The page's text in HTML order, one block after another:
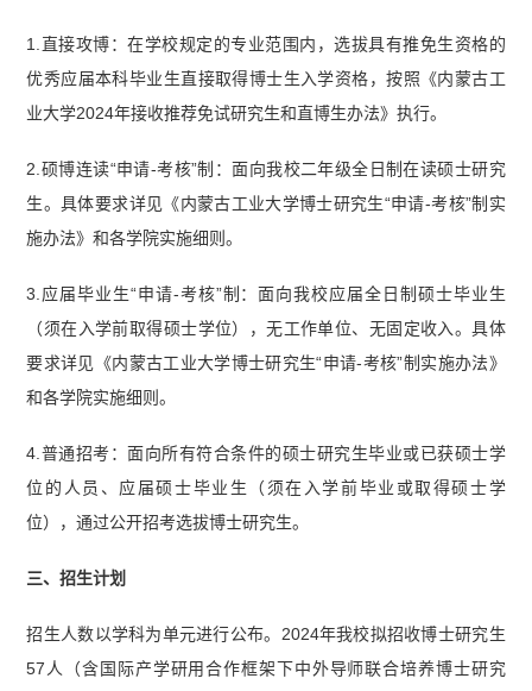
1.直接攻博：在学校规定的专业范围内，选拔具有推免生资格的
优秀应届本科毕业生直接取得博士生入学资格，按照《内蒙古工
业大学2024年接收推荐免试研究生和直博生办法》执行。
2.硕博连读“申请-考核”制：面向我校二年级全日制在读硕士研究
生。具体要求详见《内蒙古工业大学博士研究生“申请-考核”制实
施办法》和各学院实施细则。
3.应届毕业生“申请-考核”制：面向我校应届全日制硕士毕业生
（须在入学前取得硕士学位），无工作单位、无固定收入。具体
要求详见《内蒙古工业大学博士研究生“申请-考核”制实施办法》
和各学院实施细则。
4.普通招考：面向所有符合条件的硕士研究生毕业或已获硕士学
位的人员、应届硕士毕业生（须在入学前毕业或取得硕士学
位），通过公开招考选拔博士研究生。
三、招生计划
招生人数以学科为单元进行公布。2024年我校拟招收博士研究生
57人（含国际产学研用合作框架下中外导师联合培养博士研究